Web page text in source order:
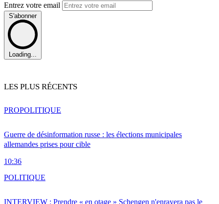
Entrez votre email
S'abonner
Loading...
LES PLUS RÉCENTS
Guerre de désinformation russe : les élections municipales
allemandes prises pour cible
10:36
PROPOLITIQUE
INTERVIEW : Prendre « en otage » Schengen n'enrayera pas le
POLITIQUE